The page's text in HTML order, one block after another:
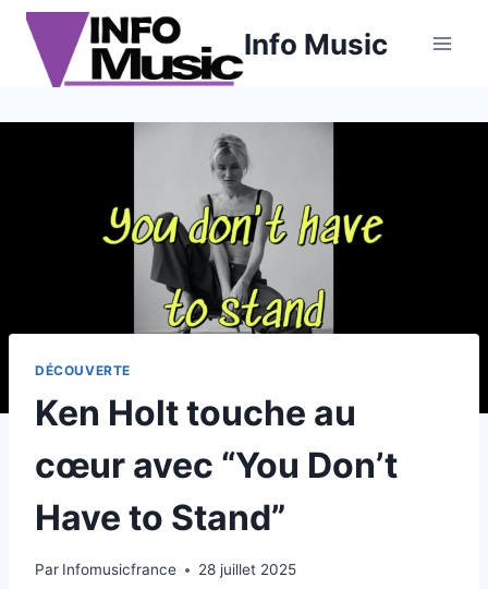
Aller
contenu
Info Music
DÉCOUVERTE
Ken Holt touche au
cœur avec “You Don’t
Have to Stand”
Par Infomusicfrance 28 juillet 2025